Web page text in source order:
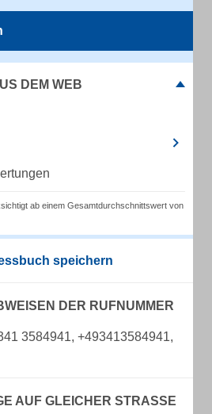
DEM WEB
ab einem Gesamtdurchschnittswert von
speichern
DER RUFNUMMER
3584941, +493413584941,
AUF GLEICHER STRASSE